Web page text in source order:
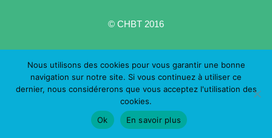
© CHBT 2016
Nous utilisons des cookies pour vous garantir une bonne
navigation sur notre site. Si vous continuez à utiliser ce
dernier, nous considérerons que vous acceptez l'utilisation des
cookies.
Ok
En savoir plus